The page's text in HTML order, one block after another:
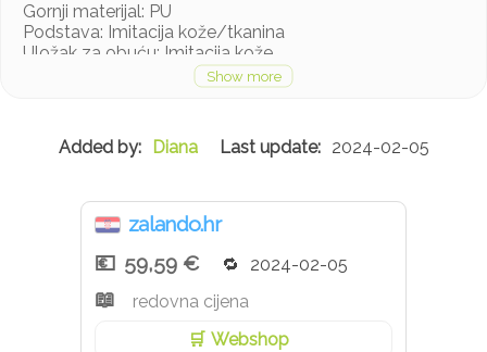
Gornji materijal: PU
Podstava: Imitacija kože/tkanina
Uložak za obuću: Imitacija kože
Vrsta podstave: Hladna izolacija
Diana
2024-02-05
zalando.hr
59,59 €
2024-02-05
redovna cijena
Webshop